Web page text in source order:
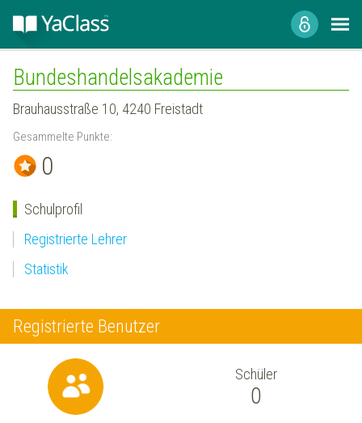
Bundeshandelsakademie
Brauhausstraße 10, 4240 Freistadt
Gesammelte Punkte:
0
Schulprofil
Registrierte Lehrer
Statistik
Registrierte Benutzer
Schüler
0